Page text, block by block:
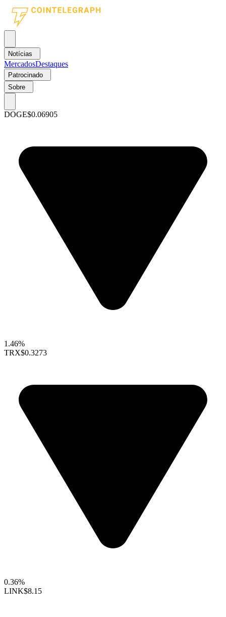
Notícias
MercadosDestaques
Patrocinado
Sobre
DOGE$0.06905
1.46%
TRX$0.3273
0.36%
LINK$8.15